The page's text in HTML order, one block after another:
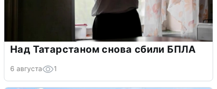
Над Татарстаном снова сбили БПЛА
6 августа 1